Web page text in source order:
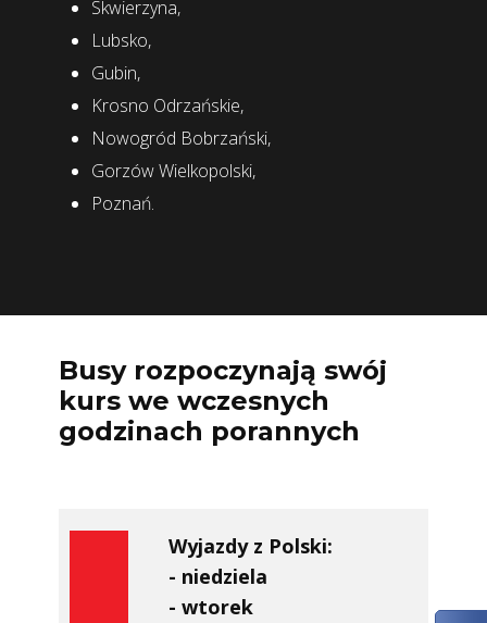
Skwierzyna,
Lubsko,
Gubin,
Krosno Odrzańskie,
Nowogród Bobrzański,
Gorzów Wielkopolski,
Poznań.
Busy rozpoczynają swój
kurs we wczesnych
godzinach porannych
Wyjazdy z Polski:
- niedziela
- wtorek